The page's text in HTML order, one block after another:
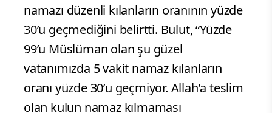
namazı düzenli kılanların oranının yüzde
30’u geçmediğini belirtti. Bulut, “Yüzde
99’u Müslüman olan şu güzel
vatanımızda 5 vakit namaz kılanların
oranı yüzde 30’u geçmiyor. Allah’a teslim
olan kulun namaz kılmaması